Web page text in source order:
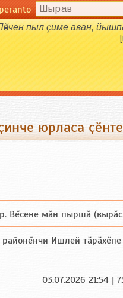
пыл ҫиме аван,
[
юрласа
Вĕсене мăн пыршă (вырăсла
Ишлей тăрăхĕпе
03.07.2026 21:54 |